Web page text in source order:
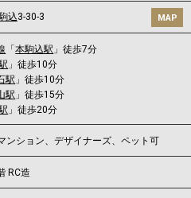
込3-30-3 MAP
「本駒込駅 」徒歩7分
」徒歩10分
駅 」徒歩10分
駅 」徒歩15分
」徒歩20分
ンション、デザイナーズ、ペット可
RC造